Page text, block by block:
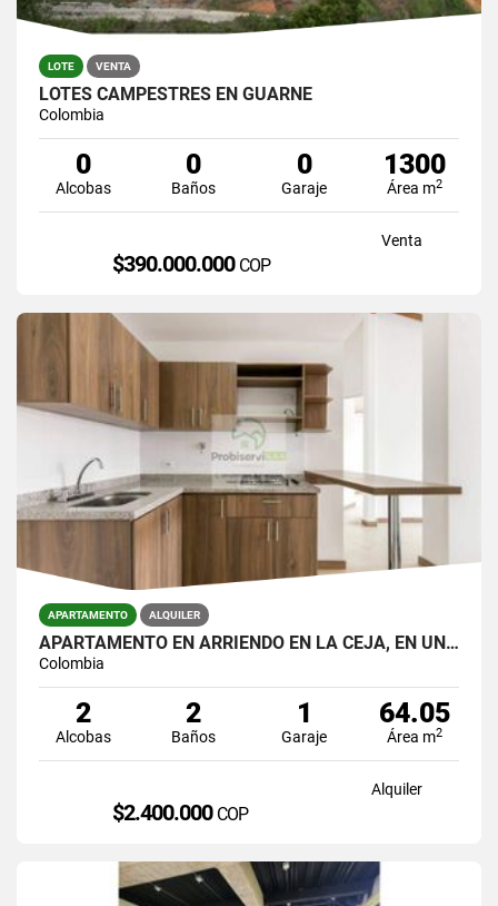
LOTE VENTA
LOTES CAMPESTRES EN GUARNE
Colombia
0
Alcobas
0
Baños
0
Garaje
1300
Área m2
Venta
$390.000.000 COP
APARTAMENTO ALQUILER
APARTAMENTO EN ARRIENDO EN LA CEJA, EN UNIDAD CERRADA.
Colombia
2
Alcobas
2
Baños
1
Garaje
64.05
Área m2
Alquiler
$2.400.000 COP